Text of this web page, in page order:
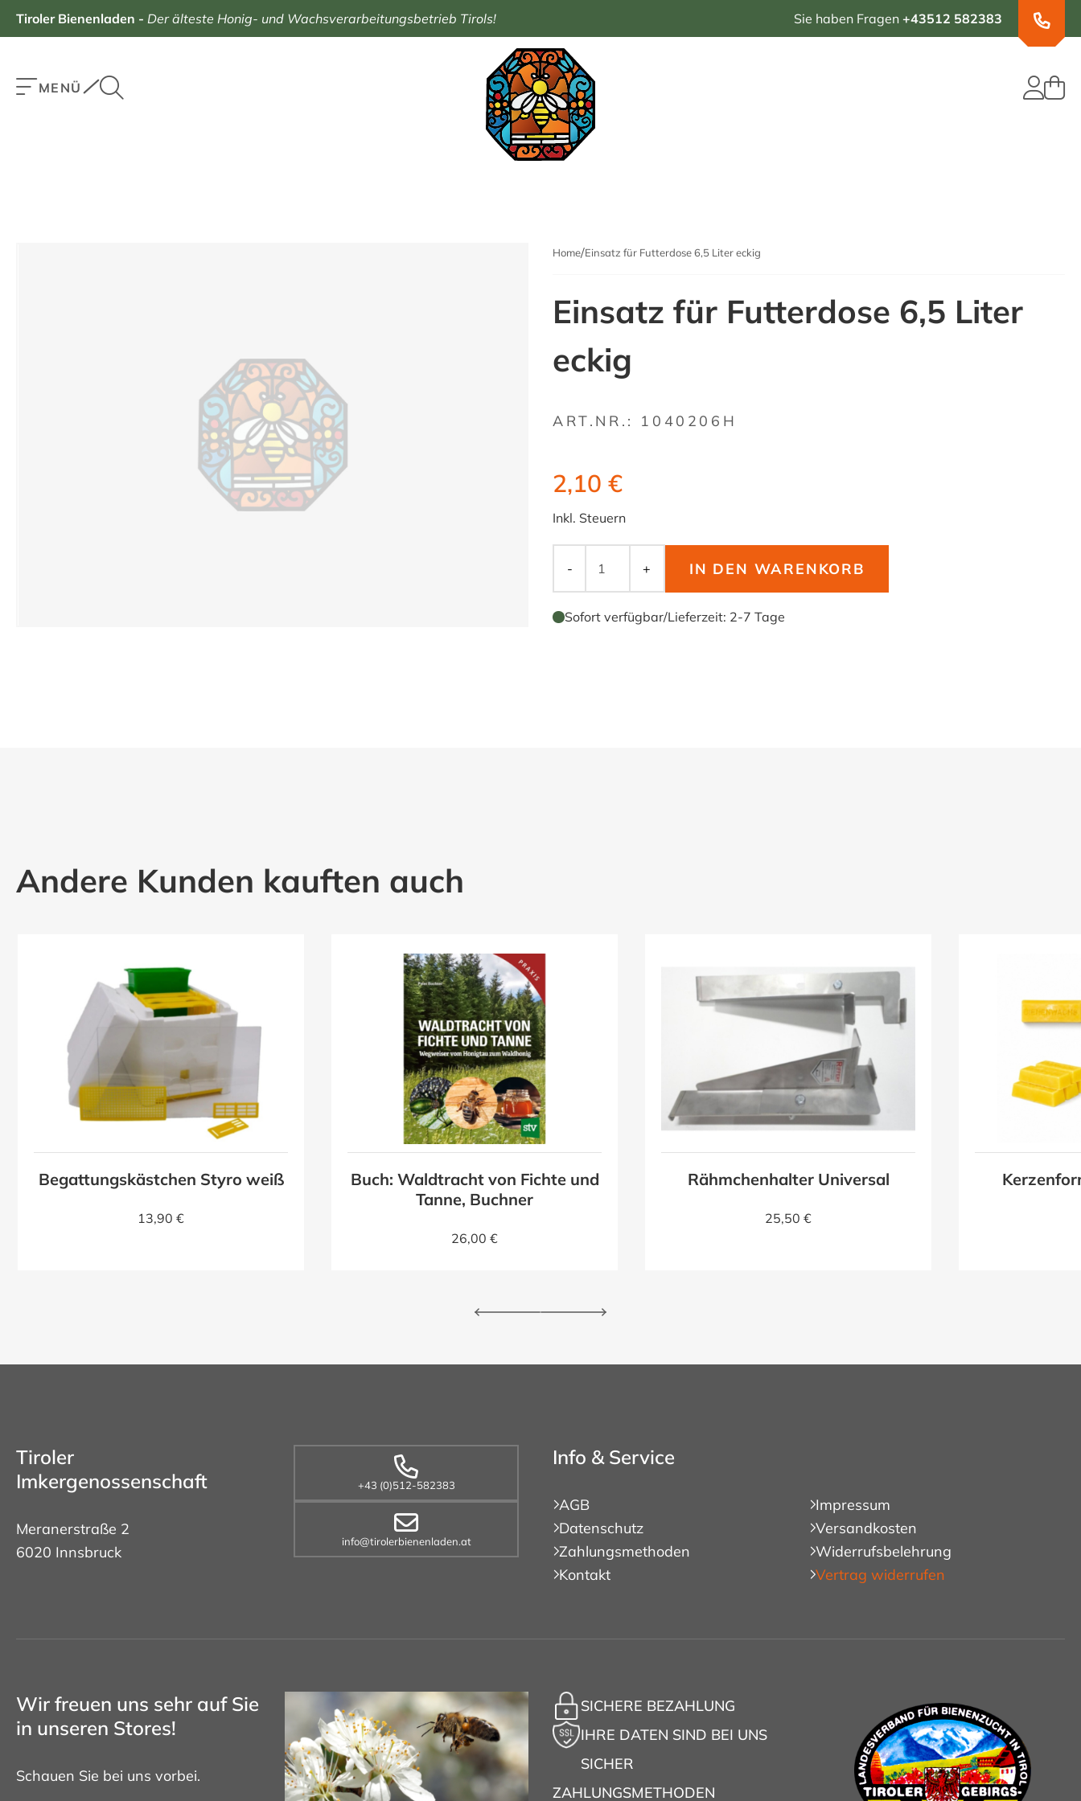
Tiroler Bienenladen - Der älteste Honig- und Wachsverarbeitungsbetrieb Tirols! Sie haben Fragen +43512 582383
MENÜ
Home Einsatz für Futterdose 6,5 Liter eckig
Einsatz für Futterdose 6,5 Liter
eckig
ART.NR.: 1040206H
2,10 €
Inkl. Steuern
- + IN DEN WARENKORB
Sofort verfügbar/Lieferzeit: 2-7 Tage
Andere Kunden kauften auch
Begattungskästchen Styro weiß
13,90 €
Buch: Waldtracht von Fichte und
Tanne, Buchner
26,00 €
Rähmchenhalter Universal
25,50 €
Tiroler
Imkergenossenschaft
Meranerstraße 2
6020 Innsbruck
+43 (0)512-582383
info@tirolerbienenladen.at
Info & Service
AGB
Impressum
Datenschutz
Versandkosten
Zahlungsmethoden
Widerrufsbelehrung
Kontakt
Vertrag widerrufen
Wir freuen uns sehr auf Sie
in unseren Stores!
Schauen Sie bei uns vorbei.
SICHERE BEZAHLUNG
IHRE DATEN SIND BEI UNS
SICHER
ZAHLUNGSMETHODEN